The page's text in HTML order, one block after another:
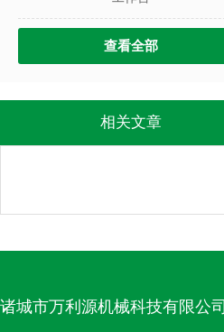
查看全部
相关文章
诸城市万利源机械科技有限公司